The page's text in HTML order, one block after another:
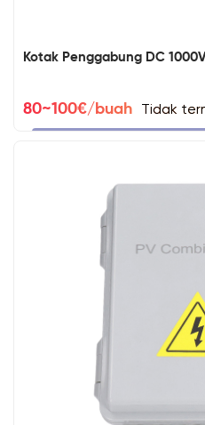
Kotak Penggabung DC
80~100€/buah Tidak